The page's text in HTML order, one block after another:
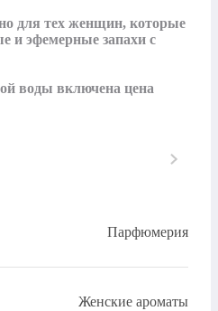
для тех женщин, которые
и эфемерные запахи с
воды включена цена
Парфюмерия
Женские ароматы